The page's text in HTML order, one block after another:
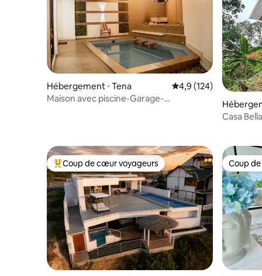
Hébergement ⋅ Tena Évaluation moyenne
4,9 (124)
Maison avec piscine-Garage-
Casa
Coups de cœur voyageurs les plus appréciés
Coup de cœur voyageurs Coup
Coup